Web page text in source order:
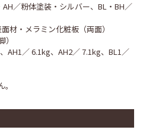
／粉体塗装・シルバー、BL・BH／
・メラミン化粧板（両面）
）
AH1／ 6.1kg、AH2／ 7.1kg、BL1／